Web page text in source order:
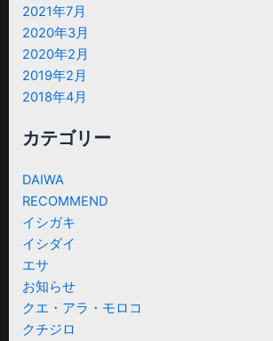
2021年7月
2020年3月
2020年2月
2019年2月
2018年4月
カテゴリー
DAIWA
RECOMMEND
イシガキ
イシダイ
エサ
お知らせ
クエ・アラ・モロコ
クチジロ